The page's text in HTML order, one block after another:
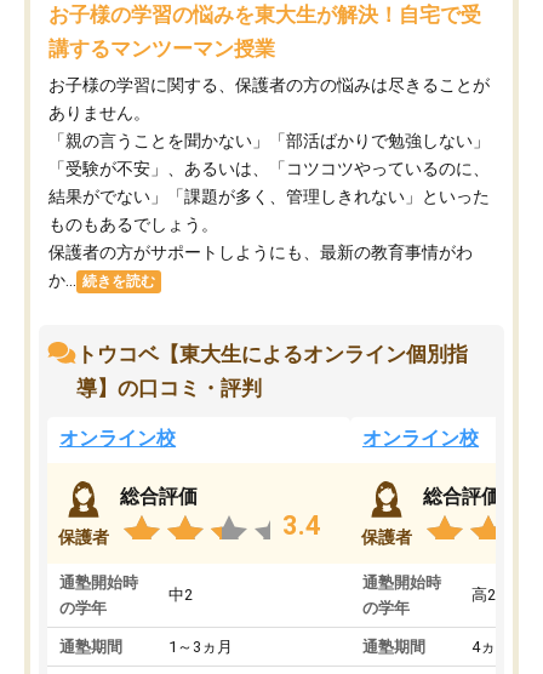
お子様の学習の悩みを東大生が解決！自宅で受
講するマンツーマン授業
お子様の学習に関する、保護者の方の悩みは尽きることが
ありません。
「親の言うことを聞かない」「部活ばかりで勉強しない」
「受験が不安」、あるいは、「コツコツやっているのに、
結果がでない」「課題が多く、管理しきれない」といった
ものもあるでしょう。
保護者の方がサポートしようにも、最新の教育事情がわ
か...
続きを読む
トウコベ【東大生によるオンライン個別指
導】の口コミ・評判
オンライン校
保護者
総合評価
3.4
通塾開始時
の学年
中2
通塾期間 1～3ヵ月
オンライン校
保護者
総合評価
通塾開始時
の学年
高2
通塾期間 4ヵ月～1